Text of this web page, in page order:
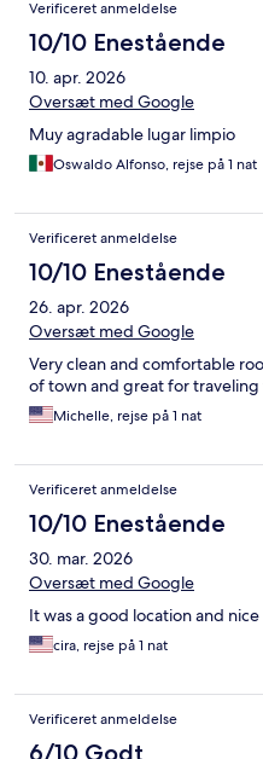
Verificeret anmeldelse
10/10 Enestående
10. apr. 2026
Oversæt med Google
Muy agradable lugar limpio
Oswaldo Alfonso, rejse på 1 nat
Verificeret anmeldelse
10/10 Enestående
26. apr. 2026
Oversæt med Google
Very clean and comfortable
of town and great for traveling
Michelle, rejse på 1 nat
Verificeret anmeldelse
10/10 Enestående
30. mar. 2026
Oversæt med Google
It was a good location and
cira, rejse på 1 nat
Verificeret anmeldelse